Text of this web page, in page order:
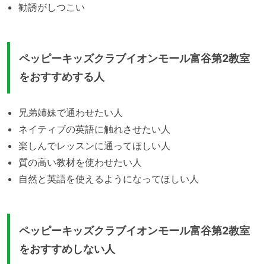
勧誘がしつこい
ペッピーキッズクラブイオンモール富谷第2教室
をおすすめする人
兄弟姉妹で通わせたい人
ネイティブの英語に触れさせたい人
楽しんでレッスンに通ってほしい人
質の高い教材を使わせたい人
自然と英語を使えるようになってほしい人
ペッピーキッズクラブイオンモール富谷第2教室
をおすすめしない人